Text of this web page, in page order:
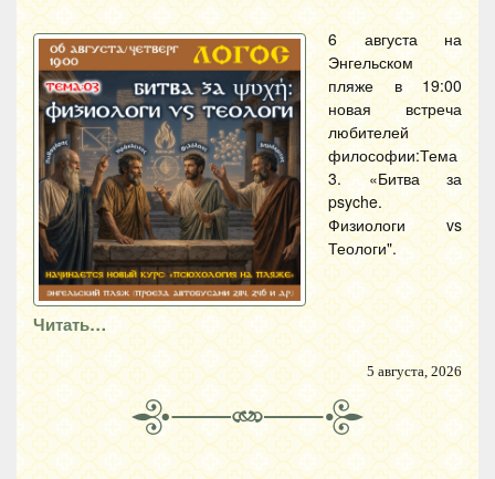
6 августа на
Энгельском
пляже в 19:00
новая встреча
любителей
философии:Тема
3. «Битва за
psyche.
Физиологи vs
Теологи".
Читать…
5 августа, 2026